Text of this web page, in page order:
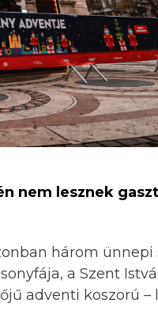
nem lesznek
három ünnepi
a Szent
adventi koszorú –